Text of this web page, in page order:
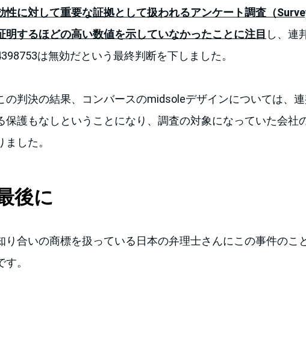
性に対して重要な証拠として扱われるアンケート調査（
明するほどの高い数値を示していなかったことに注目 し、連
は無効だという最終判断を下しました。
の判決の結果、コンバースのmidsoleデザインについては、
保護もなしということになり、調査の対象になっていた会社
ました。
後に
り合いの商標を扱っている日本の弁理士さんにこの事件のこ
す。